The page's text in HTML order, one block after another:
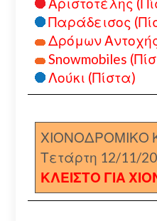
Παράδεισος
Δρόμων
Snowmobiles
Λούκι (Πίστα)
ΧΙΟΝΟΔΡΟΜΙΚΟ
Τετάρτη 12/11/
ΚΛΕΙΣΤΟ ΓΙΑ